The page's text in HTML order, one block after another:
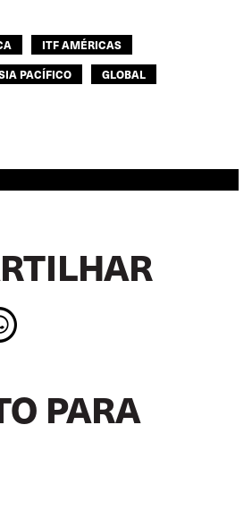
ITF AMÉRICAS
PACÍFICO GLOBAL
PARA